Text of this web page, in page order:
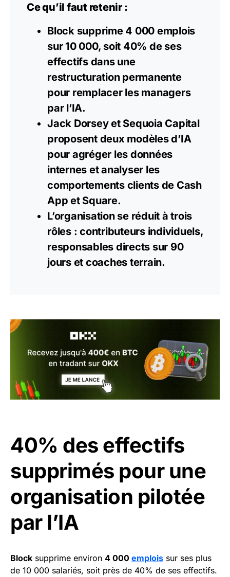
Ce qu’il faut retenir :
Block supprime 4 000 emplois
sur 10 000, soit 40% de ses
effectifs dans une
restructuration permanente
pour remplacer les managers
par l’IA.
Jack Dorsey et Sequoia Capital
proposent deux modèles d’IA
pour agréger les données
internes et analyser les
comportements clients de Cash
App et Square.
L’organisation se réduit à trois
rôles : contributeurs individuels,
responsables directs sur 90
jours et coaches terrain.
40% des effectifs
supprimés pour une
organisation pilotée
par l’IA
Block supprime environ 4 000 emplois sur ses plus
de 10 000 salariés, soit près de 40% de ses effectifs.